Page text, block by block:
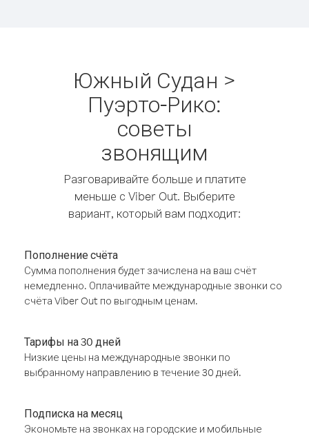
Южный Судан >
Пуэрто-Рико:
советы
звонящим
Разговаривайте больше и платите
меньше с Viber Out. Выберите
вариант, который вам подходит:
Пополнение счёта
Сумма пополнения будет зачислена на ваш счёт
немедленно. Оплачивайте международные звонки со
счёта Viber Out по выгодным ценам.
Тарифы на 30 дней
Низкие цены на международные звонки по
выбранному направлению в течение 30 дней.
Подписка на месяц
Экономьте на звонках на городские и мобильные